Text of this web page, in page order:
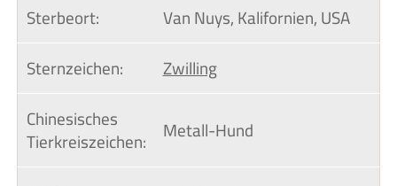
Sterbeort:
Van Nuys, Kalifornien, USA
Sternzeichen:
Zwilling
Chinesisches
Tierkreiszeichen: Metall-Hund